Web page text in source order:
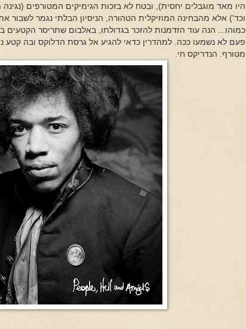
היו מאד מוגבלים יחסית), ובטח לא בזכות הגימיקים המטורפים
וכד') אלא מהבחינה המוזיקלית הטהורה, הניסיון הבלתי נגמר
כמוהו... הנה עוד הזדמנות להזכר בגדולתו, באלבום שתריסר הקטעים
מטורף. הנדריקס חי.